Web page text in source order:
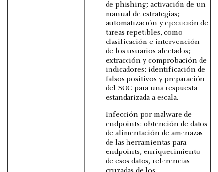
de phishing; activación de un
manual de estrategias;
automatización y ejecución de
tareas repetibles, como
clasificación e intervención
de los usuarios afectados;
extracción y comprobación de
indicadores; identificación de
falsos positivos y preparación
del SOC para una respuesta
estandarizada a escala.
Infección por malware de
endpoints: obtención de datos
de alimentación de amenazas
de las herramientas para
endpoints, enriquecimiento
de esos datos, referencias